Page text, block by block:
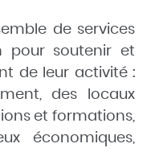
de services
pour soutenir et
de leur activité :
des locaux
et formations,
économiques,